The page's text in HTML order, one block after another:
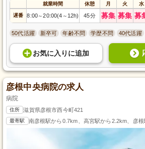
就業時間 休憩 月 火 水
遅番 8:00～20:00(4 ～ 12h) 45分 募集 募集 募
50代活躍 新卒可 年齢不問 学歴不問 40代活躍
お気に入り に追加
彦根中央病院の求人
病院
住所 滋賀県彦根市西今町421
最寄駅 南彦根駅から0.7km、高宮駅から2.2km、彦